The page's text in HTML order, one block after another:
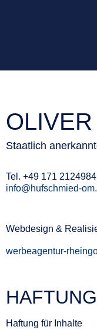
Staatlich
Tel. +49 171 2124984
info@hufschmied-
Webdesign &
werbeagentur-
Haftung für Inhalte